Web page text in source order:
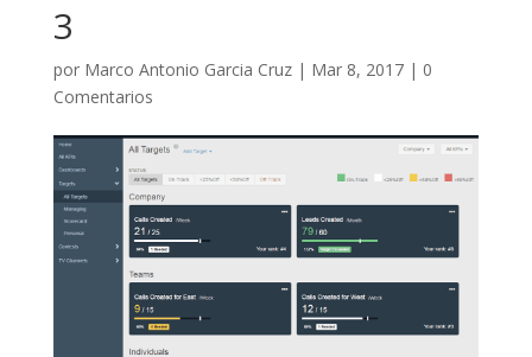
3
por Marco Antonio Garcia Cruz| Mar 8, 2017| 0
Comentarios